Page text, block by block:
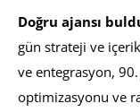
Doğru ajansı
gün strateji ve
ve entegrasyon,
optimizasyonu ve